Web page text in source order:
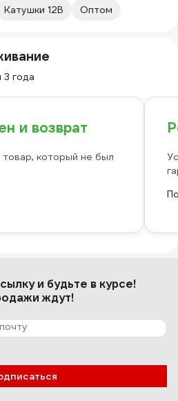
Катушки 12В Оптом
3 года
и возврат
который не был
и будьте в курсе!
ждут!